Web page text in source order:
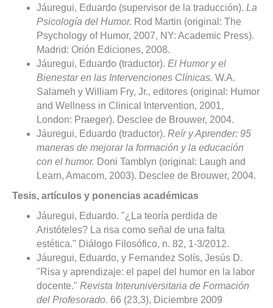
Jáuregui, Eduardo (supervisor de la traducción). La
Psicología del Humor. Rod Martin (original: The
Psychology of Humor, 2007, NY: Academic Press).
Madrid: Orión Ediciones, 2008.
Jáuregui, Eduardo (traductor). El Humor y el
Bienestar en las Intervenciones Clínicas. W.A.
Salameh y William Fry, Jr., editores (original: Humor
and Wellness in Clinical Intervention, 2001,
London: Praeger). Desclee de Brouwer, 2004.
Jáuregui, Eduardo (traductor). Reír y Aprender: 95
maneras de mejorar la formación y la educación
con el humor. Doni Tamblyn (original: Laugh and
Learn, Amacom, 2003). Desclee de Brouwer, 2004.
Tesis, artículos y ponencias académicas
Jáuregui, Eduardo. "¿La teoría perdida de
Aristóteles? La risa como señal de una falta
estética." Diálogo Filosófico, n. 82, 1-3/2012.
Jáuregui, Eduardo, y Fernandez Solís, Jesús D.
"Risa y aprendizaje: el papel del humor en la labor
docente." Revista Interuniversitaria de Formación
del Profesorado. 66 (23,3), Diciembre 2009